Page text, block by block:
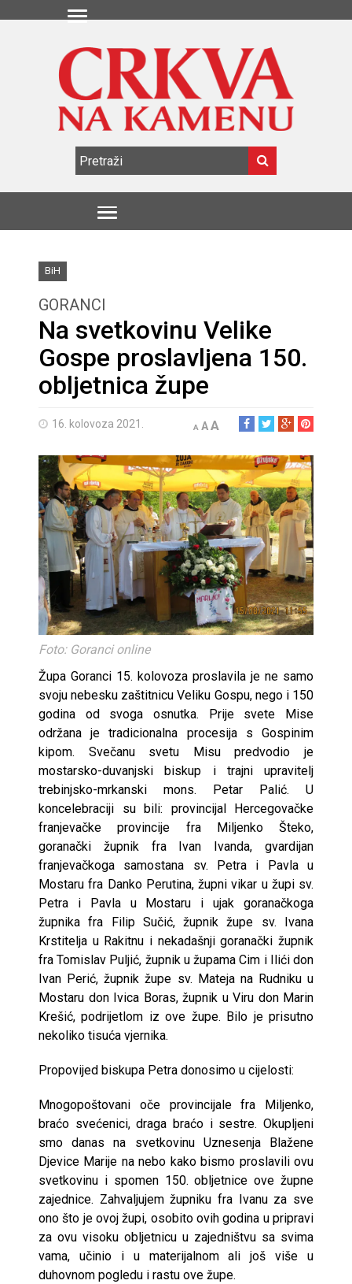
BiH
GORANCI
Na svetkovinu Velike
Gospe proslavljena 150.
obljetnica župe
16. kolovoza 2021. A AA
Foto: Goranci online
Župa Goranci 15. kolovoza proslavila je ne samo
svoju nebesku zaštitnicu Veliku Gospu, nego i 150
godina od svoga osnutka. Prije svete Mise
održana je tradicionalna procesija s Gospinim
kipom. Svečanu svetu Misu predvodio je
mostarsko-duvanjski biskup i trajni upravitelj
trebinjsko-mrkanski mons. Petar Palić. U
koncelebraciji su bili: provincijal Hercegovačke
franjevačke provincije fra Miljenko Šteko,
goranački župnik fra Ivan Ivanda, gvardijan
franjevačkoga samostana sv. Petra i Pavla u
Mostaru fra Danko Perutina, župni vikar u župi sv.
Petra i Pavla u Mostaru i ujak goranačkoga
župnika fra Filip Sučić, župnik župe sv. Ivana
Krstitelja u Rakitnu i nekadašnji goranački župnik
fra Tomislav Puljić, župnik u župama Cim i Ilići don
Ivan Perić, župnik župe sv. Mateja na Rudniku u
Mostaru don Ivica Boras, župnik u Viru don Marin
Krešić, podrijetlom iz ove župe. Bilo je prisutno
nekoliko tisuća vjernika.
Propovijed biskupa Petra donosimo u cijelosti:
Mnogopoštovani oče provincijale fra Miljenko,
braćo svećenici, draga braćo i sestre. Okupljeni
smo danas na svetkovinu Uznesenja Blažene
Djevice Marije na nebo kako bismo proslavili ovu
svetkovinu i spomen 150. obljetnice ove župne
zajednice. Zahvaljujem župniku fra Ivanu za sve
ono što je ovoj župi, osobito ovih godina u pripravi
za ovu visoku obljetnicu u zajedništvu sa svima
vama, učinio i u materijalnom ali još više u
duhovnom pogledu i rastu ove župe.